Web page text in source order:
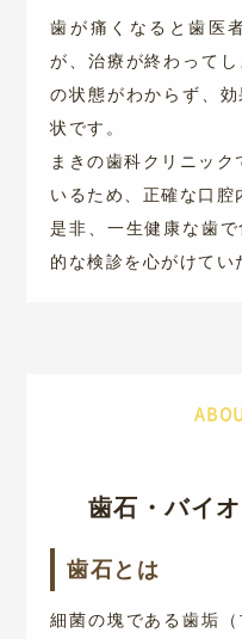
歯が痛くなると歯医
が、治療が終わって
の状態がわからず、
状です。
まきの歯科クリニッ
いるため、正確な口腔
是非、一生健康な歯
的な検診を心がけてい
歯石・バイ
歯石とは
細菌の塊である歯垢